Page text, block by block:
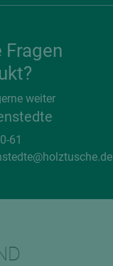
Fragen
weiter
61